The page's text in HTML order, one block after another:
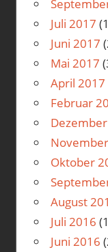
Juli 2017
Juni 2017
Mai 2017
April 2017
Februar
Oktober
August
Juli 2016
Juni 2016